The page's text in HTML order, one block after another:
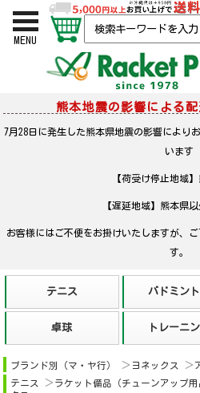
MENU
熊本地震の影響による
7月28日に発生した熊本県地震の影響により
います
【荷受け停止地域
【遅延地域】熊本県
お客様にはご不便をお掛けいたしますが、
す。
ブランド別（マ・ヤ行） ヨネックス
テニス
ラケット備品（チューンアップ用